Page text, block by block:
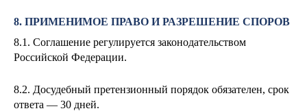
8. ПРИМЕНИМОЕ ПРАВО И РАЗРЕШЕНИЕ СПОРОВ
8.1. Соглашение регулируется законодательством
Российской Федерации.
8.2. Досудебный претензионный порядок обязателен, срок
ответа — 30 дней.